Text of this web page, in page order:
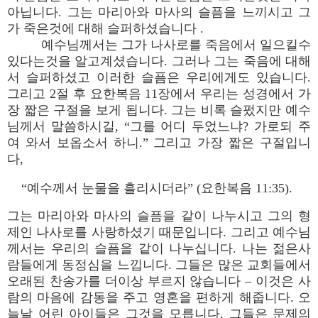
아닙니다. 그는 마리아와 마사의 슬픔을 느끼시고 그
가 죽은것에 대해 슬퍼하셨습니다 .
예수님께서는 그가 나사로를 죽음에서 일으킬수
있다는것을 알고계셨습니다. 그러나 그는 죽음에 대해
서 슬퍼하셨고 이러한 슬픔은 우리에게도 있습니다.
그리고 2절 후 요한복음 11장에서 우리는 성경에서 가
장 짧은 구절을 보게 됩니다. 그는 비록 슬펐지만 예수
님께서 말씀하시길, “그를 어디 두었느냐? 가로되 주
여 와서 보옵소서 하니.” 그리고 가장 짧은 구절입니
다,
“예수께서 눈물을 흘리시더라” (요한복음 11:35).
그는 마리아와 마사의 슬픔을 같이 나누시고 그의 형
제인 나사로를 사랑하셨기 때문입니다. 그리고 예수님
께서는 우리의 슬픔을 같이 나누십니다. 나는 젊은사
람들에게 동정심을 느낍니다. 그들은 많은 교회들에서
오래된 찬송가를 더이상 부르지 않습니다 – 이것은 사
람의 마음에 감동을 주고 영혼을 편하게 해줍니다. 오
늘날 어린 아이들은 그것을 모릅니다. 그들은 문제의